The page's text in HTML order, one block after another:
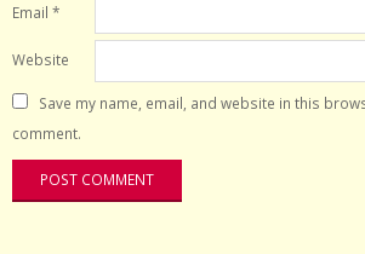
Email *
Website
Save my name, email, and website in this
comment.